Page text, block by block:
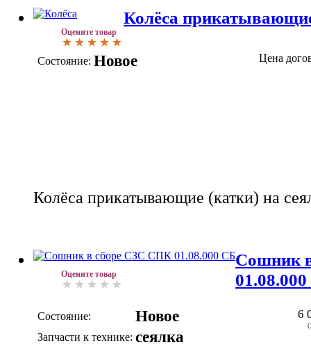
Оцените товар
Колёса
Состояние: Новое Цена
Колёса прикатывающие (катки) на
Оцените товар
Сошник
Состояние: Новое
Запчасти к технике: сеялка
6